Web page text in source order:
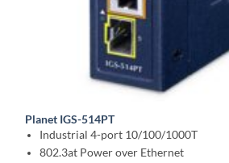
Planet IGS-514PT
Industrial 4-port 10/100/1000T
802.3at Power over Ethernet